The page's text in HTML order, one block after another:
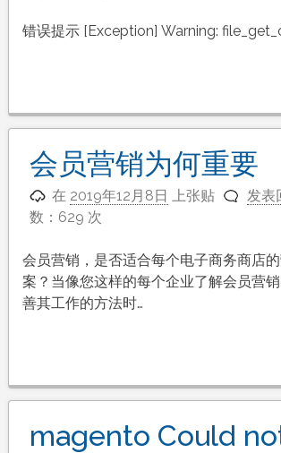
错误提示 [Exception] Warning:
会员营销为何重要
在 2019年12月8日 上张贴 发表
数：629 次
会员营销，是否适合每个电子商务商店
案？当像您这样的每个企业了解会员营
善其工作的方法时…
magento Could